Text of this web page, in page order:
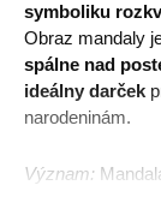
symboliku
Obraz mandaly
spálne nad
ideálny darček
narodeninám.
Význam: